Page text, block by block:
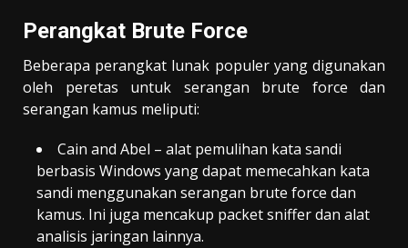
Perangkat Brute Force
Beberapa perangkat lunak populer yang digunakan
oleh peretas untuk serangan brute force dan
serangan kamus meliputi:
Cain and Abel – alat pemulihan kata sandi
berbasis Windows yang dapat memecahkan kata
sandi menggunakan serangan brute force dan
kamus. Ini juga mencakup packet sniffer dan alat
analisis jaringan lainnya.